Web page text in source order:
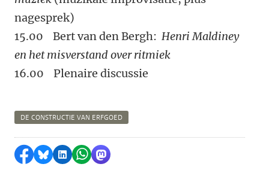
nagesprek)
15.00 Bert van den Bergh: Henri Maldiney
en het misverstand over ritmiek
16.00 Plenaire discussie
DE CONSTRUCTIE VAN ERFGOED
Delen op Facebook
Delen via Bluesky
Delen op LinkedIn
Delen via WhatsApp
Delen via Mastodon